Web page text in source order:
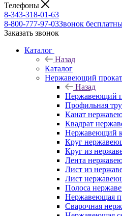
Телефоны
8-343-318-01-63
8-800-777-97-03Звонок
Заказать звонок
Каталог
Назад
Каталог
Нержавеющий прокат
Назад
Нержавеющий
Профильная
Канат
Квадрат
Нержавеющий
Круг
Круг из
Лента
Лист из
Лист
Полоса
Нержавеющая
Сварочная